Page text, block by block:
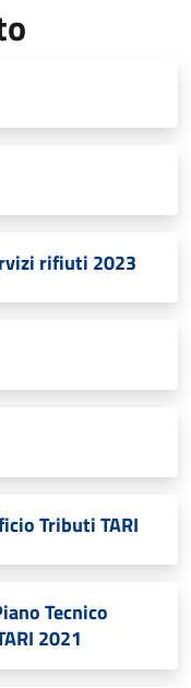
rifiuti 2023
Tributi TARI
Tecnico
2021